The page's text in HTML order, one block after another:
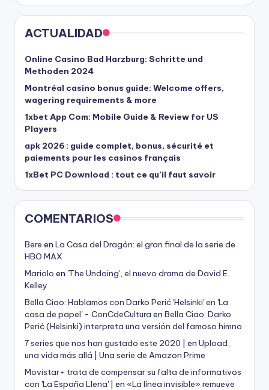
ACTUALIDAD
Online Casino Bad Harzburg: Schritte und
Methoden 2024
Montréal casino bonus guide: Welcome offers,
wagering requirements & more
1xbet App Com: Mobile Guide & Review for US
Players
apk 2026 : guide complet, bonus, sécurité et
paiements pour les casinos français
1xBet PC Download : tout ce qu’il faut savoir
COMENTARIOS
Bere en La Casa del Dragón: el gran final de la serie de
HBO MAX
Mariolo en 'The Undoing', el nuevo drama de David E.
Kelley
Bella Ciao: Hablamos con Darko Perić 'Helsinki' en 'La
casa de papel' - ConCdeCultura en Bella Ciao: Darko
Perić (Helsinki) interpreta una versión del famoso himno
7 series que nos han gustado este 2020 |
en Upload,
una vida más allá | Una serie de Amazon Prime
Movistar+ trata de compensar su falta de informativos
con 'La España Llena' | en «La línea invisible» remueve